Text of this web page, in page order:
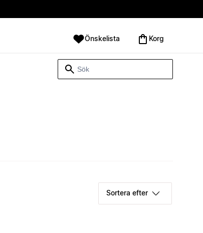
Önskelista Korg
Sortera efter